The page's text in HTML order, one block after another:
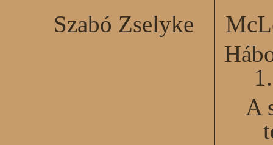
Szabó Zselyke
A